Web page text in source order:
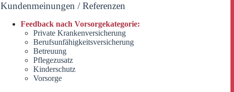
Kundenmeinungen / Referenzen
Feedback nach Vorsorgekategorie:
Private Krankenversicherung
Berufsunfähigkeitsversicherung
Betreuung
Pflegezusatz
Kinderschutz
Vorsorge